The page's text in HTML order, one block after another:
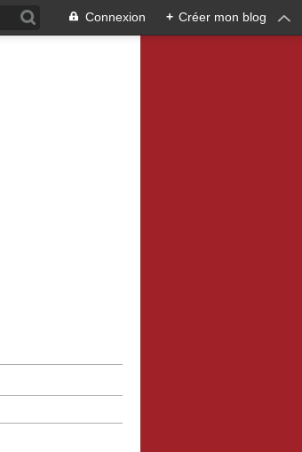
Connexion + Créer mon blog